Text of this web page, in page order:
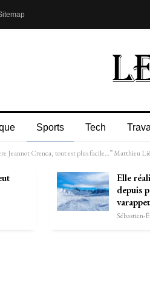
Sports Tech
Jeannot Crenca, tout est plus facile…” Matthieu
Elle
depuis